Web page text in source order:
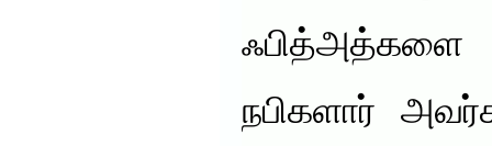
ஃபித்அத்களை
நபிகளார்